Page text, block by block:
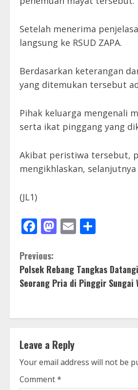
Setelah menerima
langsung ke RSUD ZAPA.
Berdasarkan keterangan
yang ditemukan tersebut
Pihak keluarga mengenali
serta ikat pinggang yang
Akibat peristiwa tersebut,
mengikhlaskan,
(JL1)
Facebook
Mastodon
Email
C
o
t
i
n
u
Previous:
Polsek Rebang Tangkas
Seorang Pria di Pinggir Sungai
Leave a Reply
Your email address will not be
Comment*